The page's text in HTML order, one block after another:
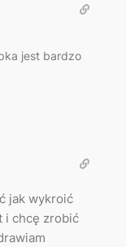
jest bardzo
jak wykroić
i chcę zrobić